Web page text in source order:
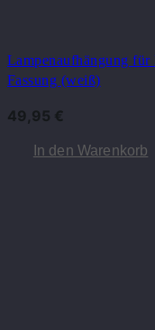
Lampenaufhängung für
Fassung (weiß)
49,95 €
In den Warenkorb